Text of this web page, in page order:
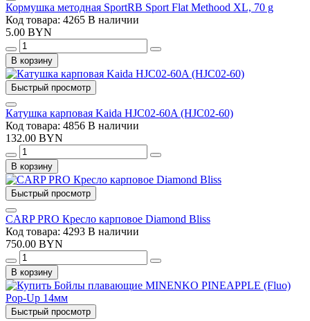
Кормушка методная SportRB Sport Flat Methood XL, 70 g
Код товара: 4265 В наличии
5.00 BYN
В корзину
Быстрый просмотр
Катушка карповая Kaida HJC02-60A (HJC02-60)
Код товара: 4856 В наличии
132.00 BYN
В корзину
Быстрый просмотр
CARP PRO Кресло карповое Diamond Bliss
Код товара: 4293 В наличии
750.00 BYN
В корзину
Быстрый просмотр